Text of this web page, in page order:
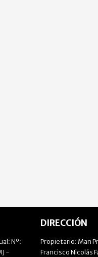
Nº:
-
DIRECCIÓN
Propietario: Man
Francisco Nicolás